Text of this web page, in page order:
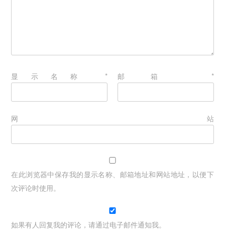
显示名称 * 邮箱 *
网站
在此浏览器中保存我的显示名称、邮箱地址和网站地址，以便下
次评论时使用。
如果有人回复我的评论，请通过电子邮件通知我。